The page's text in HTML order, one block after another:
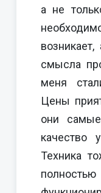
а не
смысла
меня
Цены
они
качество
Техника